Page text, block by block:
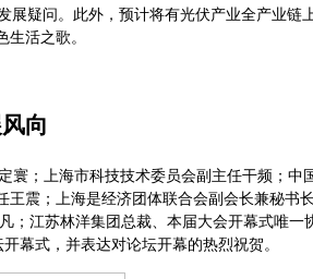
展疑问。此外，预计将有光伏产业全产业链
活之歌。
向
；上海市科技技术委员会副主任干频；中
震；上海是经济团体联合会副会长兼秘书
；江苏林洋集团总裁、本届大会开幕式唯一
幕式，并表达对论坛开幕的热烈祝贺。